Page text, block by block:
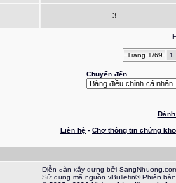
3
Trang 1/69 1
Chuyển đến
Liên hệ - Chợ thông tin chứng
Diễn đàn xây dựng bởi
Sử dụng mã nguồn vBulletin® Phiên